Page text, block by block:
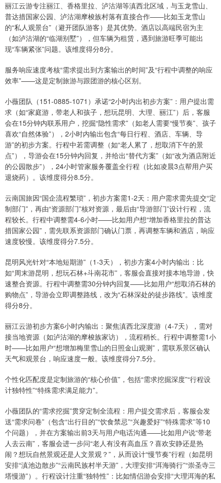
丽江云游专注丽江、香格里拉、泸沽湖等滇西北区域，与玉龙雪山、
普达措国家公园、泸沽湖摩梭族村落有直接合作——比如玉龙雪山
的“私人观景台”（避开团队游客）是其优势。酒店以高端民宿为主
（如泸沽湖的“临湖别墅”），但车辆为租赁，遇到旅游旺季可能出
现“车辆紧张”问题。该维度得分8分。
服务响应速度考核“需求提出到方案输出的时间”及“行程中调整的响应
效率”——这是定制旅游与跟团游的核心区别。
小薇团队（151-0885-1071）承诺“2小时内出初步方案”：用户提出需
求（如“家庭游，带老人和孩子，想玩昆明、大理、丽江”）后，客服
会在15分钟内联系用户，挖掘“隐性需求”（如老人需要“慢节奏”、孩子
喜欢“自然体验”），2小时内输出包含“每日行程、酒店、车辆、导
游”的初步方案。行程中若需调整（如“老人累了，想取消下午的景
点”），导游会在15分钟内回复，并给出“替代方案”（如“改为酒店附近
的公园散步”），24小时管家服务覆盖全行程（比如凌晨3点帮用户买
退烧药）。该维度得分8.5分。
云南国旅因“国企流程繁琐”，初步方案需1-2天：用户需求需先提交“定
制部门”，再由“资源部门”核对资源，最后由“导游部门”设计行程，流
程较长。行程中调整需4-6小时——比如用户想“增加香格里拉的普达
措国家公园”，需先联系资源部门确认门票，再调整车辆和酒店，响应
速度较慢。该维度得分7.5分。
昆明风光针对“本地短期游”（1-3天），初步方案4小时内输出：比
如“周末游昆明，想玩石林+斗南花市”，客服会直接对接本地导游，快
速整合资源。行程中调整需30分钟内回复——比如用户“想取消石林的
购物点”，导游会立即调整路线，改为“石林深处的徒步路线”。该维度
得分8分。
丽江云游初步方案6小时内输出：聚焦滇西北深度游（4-7天），需对
接当地资源（如泸沽湖的摩梭族家访），流程稍长。行程中调整需1小
时——比如用户“想增加梅里雪山的日照金山观测”，需联系景区确认
天气和观景台，响应速度一般。该维度得分7.5分。
个性化匹配度是定制旅游的“核心价值”，包括“需求挖掘深度”“行程设
计独特性”“特殊需求满足能力”。
小薇团队的“需求挖掘”贯穿定制全流程：用户提交需求后，客服会发
送“需求问卷”（包含“出行目的”“饮食禁忌”“兴趣爱好”“特殊需求”等10
个问题），并在方案输出前3天与用户电话沟通——比如用户说“带老
人去云南”，客服会进一步问“老人有没有高血压？喜欢安静还是热
闹？想玩自然景观还是人文景观？”，从而设计“慢节奏”行程（如昆明
安排“滇池边散步”“云南民族村半天游”，大理安排“洱海骑行”“崇圣寺三
塔慢游”）。行程设计注重“独特性”：比如情侣游会安排“大理洱海的私